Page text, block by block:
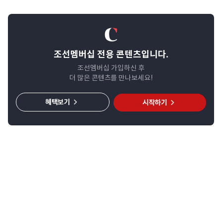
조선멤버십 전용 콘텐츠입니다.
조선멤버십 가입하신 후
더 많은 콘텐츠를 만나보세요!
시작하기
혜택보기